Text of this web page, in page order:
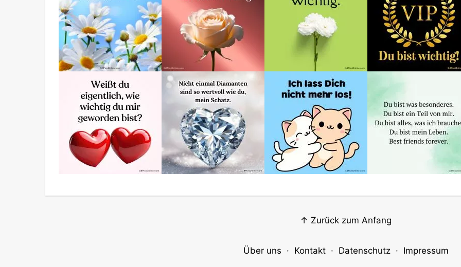
↑ Zurück zum Anfang
Über uns · Kontakt· Datenschutz· Impressum